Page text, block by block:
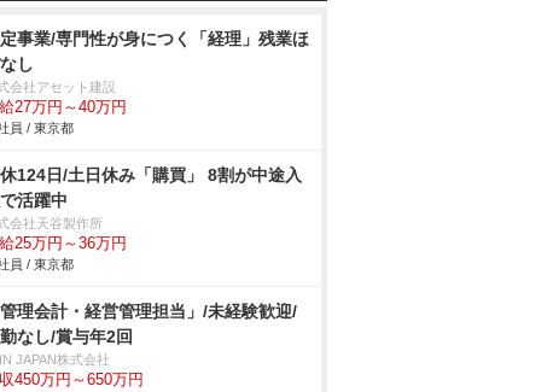
事業/専門性が身につく「経理」残業ほ
し
会社アセット建設
27万円～40万円
員 / 東京都
124日/土日休み「購買」 8割が中途入
活躍中
会社天谷製作所
25万円～36万円
員 / 東京都
管理会計・経営管理担当」/未経験歓迎/
なし/賞与年2回
JAPAN株式会社
450万円～650万円